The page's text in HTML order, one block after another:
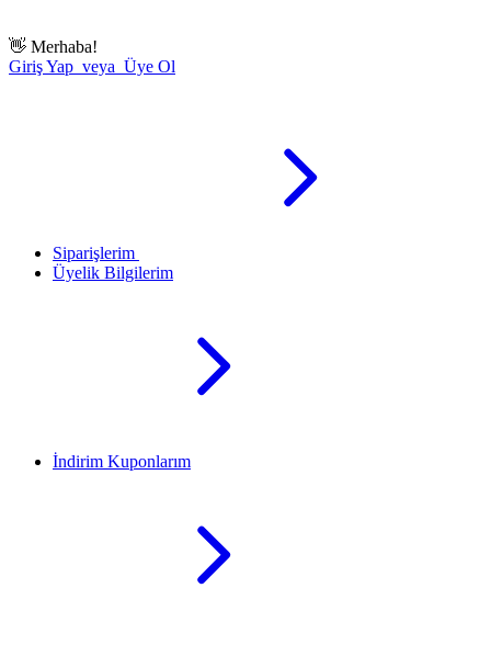
👋 Merhaba!
Giriş Yap veya Üye Ol
Siparişlerim
Üyelik Bilgilerim
İndirim Kuponlarım